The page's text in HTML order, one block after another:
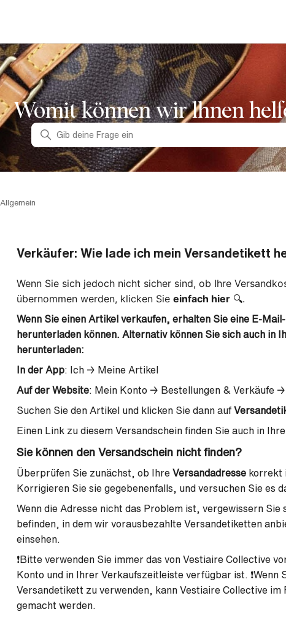
Womit können wir lhnen
Suche
Allgemein
Verkäufer: Wie lade ich mein Versandetikett
Wenn Sie sich jedoch nicht sicher sind, ob Ihre
übernommen werden, klicken Sie einfach hier 🔍.
Wenn Sie einen Artikel verkaufen, erhalten Sie eine E-
herunterladen können. Alternativ können Sie sich auch in
herunterladen:
In der App: Ich → Meine Artikel
Auf der Website: Mein Konto → Bestellungen & Verkäufe
Suchen Sie den Artikel und klicken Sie dann auf
Einen Link zu diesem Versandschein finden Sie auch in
Sie können den Versandschein nicht finden?
Überprüfen Sie zunächst, ob Ihre Versandadresse korrekt
Korrigieren Sie sie gegebenenfalls, und versuchen Sie es
Wenn die Adresse nicht das Problem ist, vergewissern Sie
befinden, in dem wir vorausbezahlte Versandetiketten
einsehen.
❗️Bitte verwenden Sie immer das von Vestiaire Collective
Konto und in Ihrer Verkaufszeitleiste verfügbar ist. ❗️Wenn
Versandetikett zu verwenden, kann Vestiaire Collective
gemacht werden.